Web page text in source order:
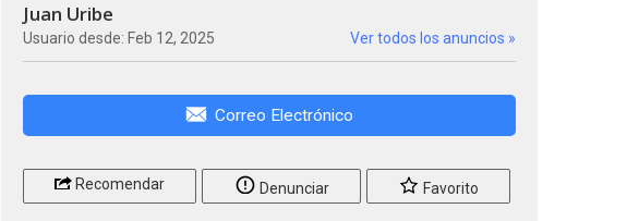
Juan Uribe
Usuario desde: Feb 12, 2025 Ver todos los anuncios »
Correo Electrónico
Recomendar Denunciar Favorito